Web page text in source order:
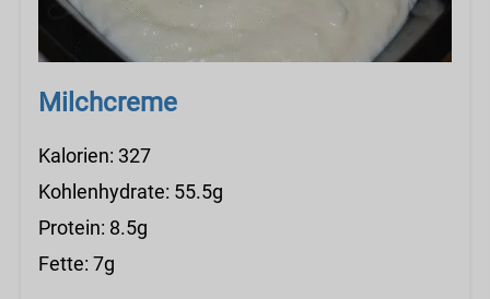
Milchcreme
Kalorien: 327
Kohlenhydrate: 55.5g
Protein: 8.5g
Fette: 7g